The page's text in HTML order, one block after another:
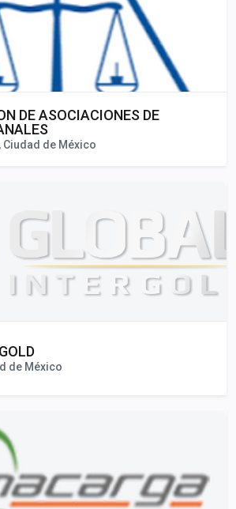
DE ASOCIACIONES DE
Ciudad de México
de México